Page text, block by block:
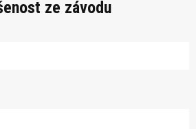
ze závodu